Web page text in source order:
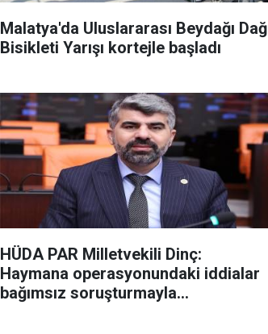
Malatya'da Uluslararası Beydağı Dağ
Bisikleti Yarışı kortejle başladı
HÜDA PAR Milletvekili Dinç:
Haymana operasyonundaki iddialar
bağımsız soruşturmayla